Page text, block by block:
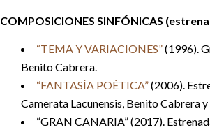
COMPOSICIONES SINFÓNICAS
“TEMA Y VARIACIONES”(1996).
Benito Cabrera.
“FANTASÍA POÉTICA”(2006).
Camerata Lacunensis, Benito Cabrera
“GRAN CANARIA” (2017).